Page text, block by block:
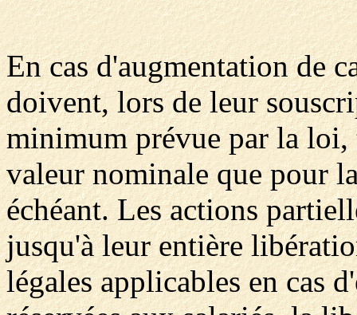
En cas d'augmentation de
doivent, lors de leur
minimum prévue par la
valeur nominale que pour
échéant. Les actions
jusqu'à leur entière
légales applicables en cas